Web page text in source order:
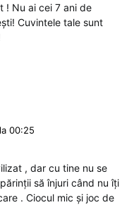
! Nu ai cei 7 ani de
Cuvintele tale sunt
00:25
, dar cu tine nu se
să înjuri când nu îți
. Ciocul mic și joc de